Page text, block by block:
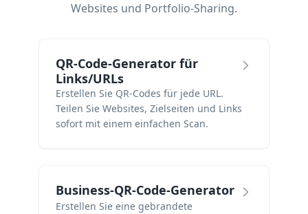
Websites und Portfolio-Sharing.
QR-Code-Generator für
Links/URLs
Erstellen Sie QR-Codes für jede URL.
Teilen Sie Websites, Zielseiten und Links
sofort mit einem einfachen Scan.
Business-QR-Code-Generator
Erstellen Sie eine gebrandete